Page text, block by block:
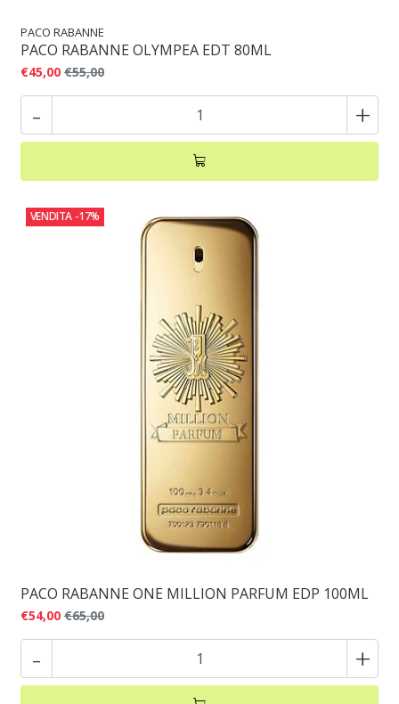
PACO RABANNE
PACO RABANNE OLYMPEA EDT 80ML
€45,00 €55,00
- +
VENDITA -17%
PACO RABANNE ONE MILLION PARFUM EDP 100ML
€54,00 €65,00
- +